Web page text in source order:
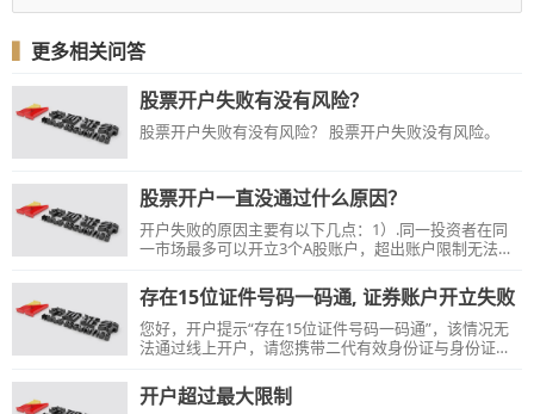
▍ 更多相关问答
股票开户失败有没有风险？
股票开户失败有没有风险？ 股票开户失败没有风险。
股票开户一直没通过什么原因？
开户失败的原因主要有以下几点：1）.同一投资者在同
一市场最多可以开立3个A股账户，超出账户限制无法新
存在15位证件号码一码通, 证券账户开立失败
您好，开户提示“存在15位证件号码一码通”，该情况无
法通过线上开户，请您携带二代有效身份证与身份证一
办理开户。
开户超过最大限制